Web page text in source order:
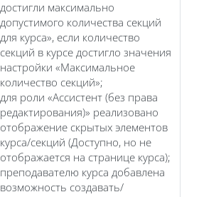
достигли максимально
допустимого количества секций
для курса», если количество
секций в курсе достигло значения
настройки «Максимальное
количество секций»;
для роли «Ассистент (без права
редактирования)» реализовано
отображение скрытых элементов
курса/секций (Доступно, но не
отображается на странице курса);
преподавателю курса добавлена
возможность создавать/